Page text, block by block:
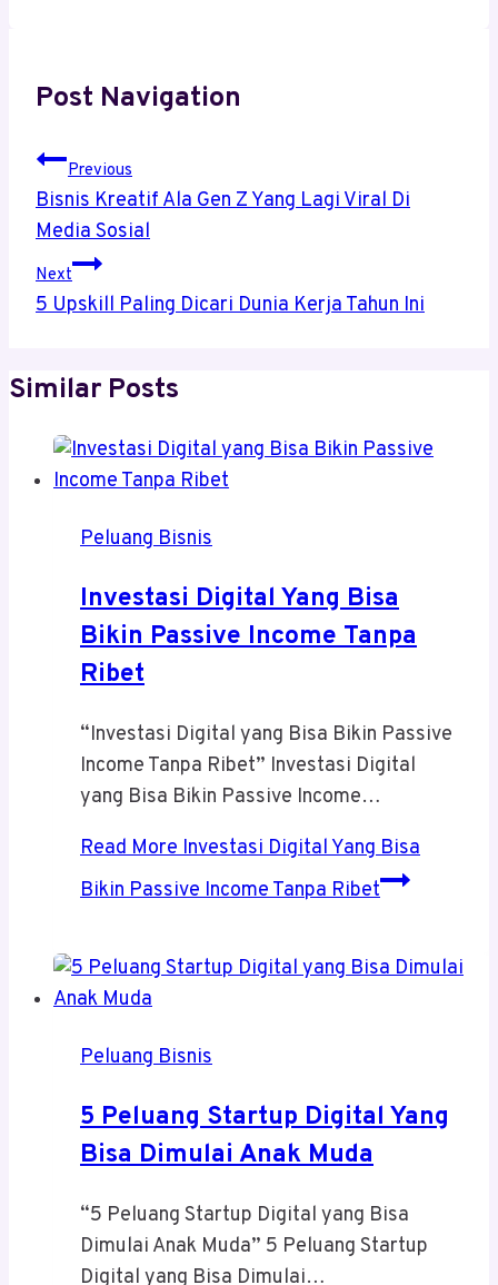
Post Navigation
Previous
Bisnis Kreatif Ala Gen Z Yang Lagi Viral Di
Media Sosial
Next
5 Upskill Paling Dicari Dunia Kerja Tahun Ini
Similar Posts
Peluang Bisnis
Investasi Digital Yang Bisa
Bikin Passive Income Tanpa
Ribet
“Investasi Digital yang Bisa Bikin Passive
Income Tanpa Ribet” Investasi Digital
yang Bisa Bikin Passive Income…
Read MoreInvestasi Digital Yang Bisa
Bikin Passive Income Tanpa Ribet
Peluang Bisnis
5 Peluang Startup Digital Yang
Bisa Dimulai Anak Muda
“5 Peluang Startup Digital yang Bisa
Dimulai Anak Muda” 5 Peluang Startup
Digital yang Bisa Dimulai…